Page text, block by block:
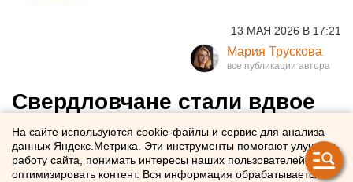
13 МАЯ 2026 В 17:21
Мария Трускова
Свердловчане стали вдвое
чаще обращаться в Сбер за
ипотекой
На сайте используются cookie-файлы и сервис для анализа
данных Яндекс.Метрика. Эти инструменты помогают улучшать
работу сайта, понимать интересы наших пользователей и
оптимизировать контент. Вся информация обрабатывается в